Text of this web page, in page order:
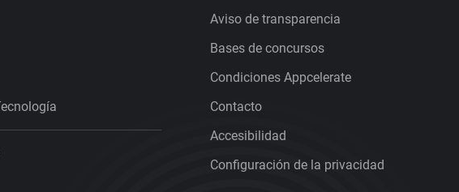
Aviso de transparencia
Bases de concursos
Condiciones Appcelerate
Contacto
Accesibilidad
Configuración de la privacidad